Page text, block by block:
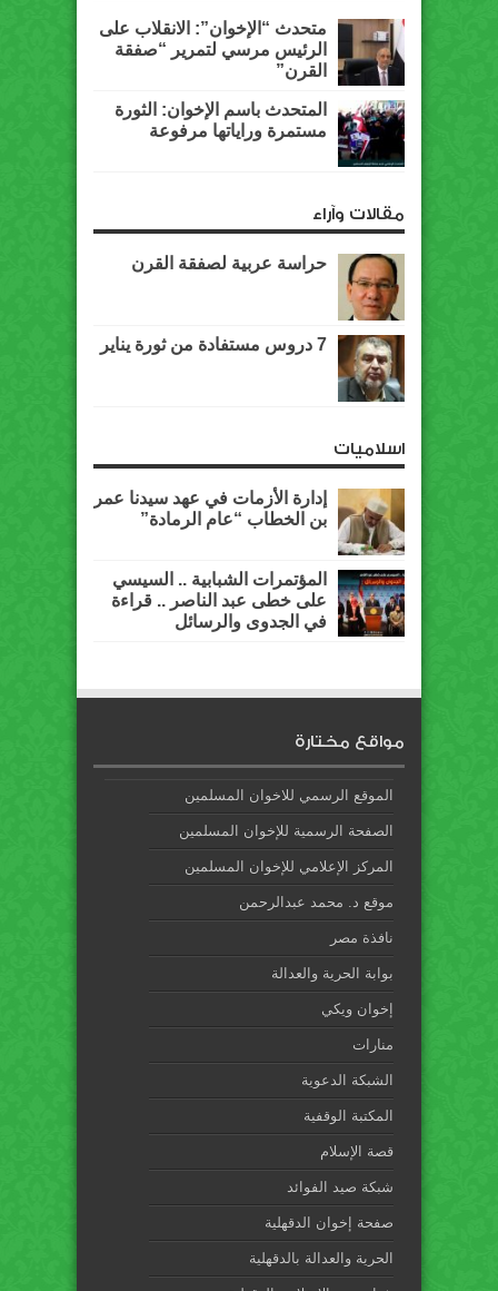
متحدث “الإخوان”: الانقلاب على
الرئيس مرسي لتمرير “صفقة
القرن”
المتحدث باسم الإخوان: الثورة
مستمرة وراياتها مرفوعة
مقالات وآراء
حراسة عربية لصفقة القرن
7 دروس مستفادة من ثورة يناير
اسلاميات
إدارة الأزمات في عهد سيدنا عمر
بن الخطاب “عام الرمادة”
المؤتمرات الشبابية .. السيسي
على خطى عبد الناصر .. قراءة
في الجدوى والرسائل
مواقع مختارة
الموقع الرسمي للاخوان المسلمين
الصفحة الرسمية للإخوان المسلمين
المركز الإعلامي للإخوان المسلمين
موقع د. محمد عبدالرحمن
نافذة مصر
بوابة الحرية والعدالة
إخوان ويكي
منارات
الشبكة الدعوية
المكتبة الوقفية
قصة الإسلام
شبكة صيد الفوائد
صفحة إخوان الدقهلية
الحرية والعدالة بالدقهلية